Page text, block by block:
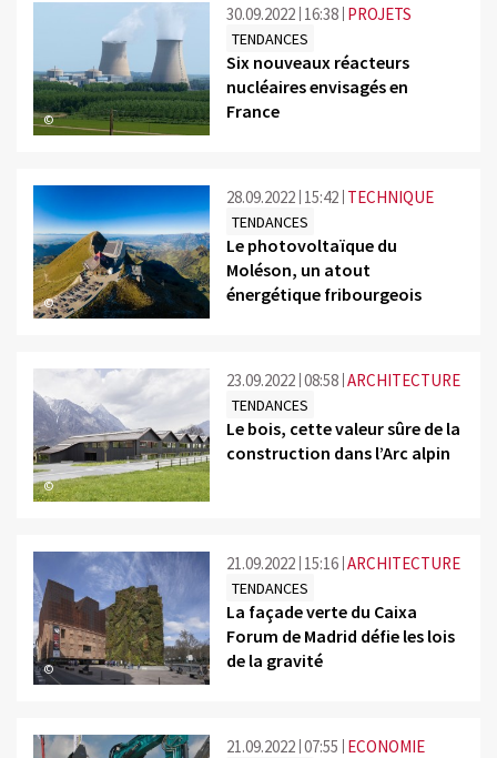
©
30.09.2022 16:38 PROJETS
TENDANCES
Six nouveaux réacteurs
nucléaires envisagés en
France
©
28.09.2022 15:42 TECHNIQUE
TENDANCES
Le photovoltaïque du
Moléson, un atout
énergétique fribourgeois
©
23.09.2022 08:58 ARCHITECTURE
TENDANCES
Le bois, cette valeur sûre de la
construction dans l’Arc alpin
©
21.09.2022 15:16 ARCHITECTURE
TENDANCES
La façade verte du Caixa
Forum de Madrid défie les lois
de la gravité
21.09.2022 07:55 ECONOMIE